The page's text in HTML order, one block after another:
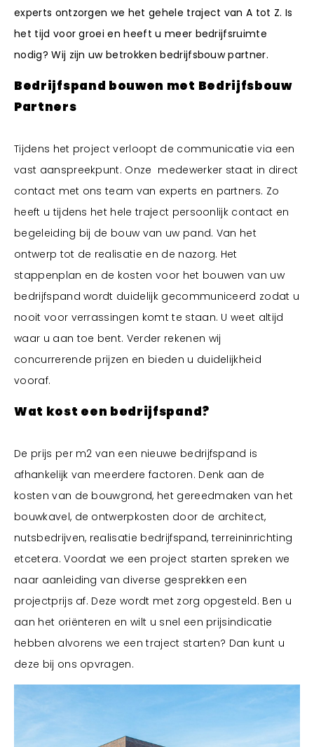
experts ontzorgen we het gehele traject van A tot Z. Is
het tijd voor groei en heeft u meer bedrijfsruimte
nodig? Wij zijn uw betrokken bedrijfsbouw partner.
Bedrijfspand bouwen met Bedrijfsbouw
Partners
Tijdens het project verloopt de communicatie via een
vast aanspreekpunt. Onze medewerker staat in direct
contact met ons team van experts en partners. Zo
heeft u tijdens het hele traject persoonlijk contact en
begeleiding bij de bouw van uw pand. Van het
ontwerp tot de realisatie en de nazorg. Het
stappenplan en de kosten voor het bouwen van uw
bedrijfspand wordt duidelijk gecommuniceerd zodat u
nooit voor verrassingen komt te staan. U weet altijd
waar u aan toe bent. Verder rekenen wij
concurrerende prijzen en bieden u duidelijkheid
vooraf.
Wat kost een bedrijfspand?
De prijs per m2 van een nieuwe bedrijfspand is
afhankelijk van meerdere factoren. Denk aan de
kosten van de bouwgrond, het gereedmaken van het
bouwkavel, de ontwerpkosten door de architect,
nutsbedrijven, realisatie bedrijfspand, terreininrichting
etcetera. Voordat we een project starten spreken we
naar aanleiding van diverse gesprekken een
projectprijs af. Deze wordt met zorg opgesteld. Ben u
aan het oriënteren en wilt u snel een prijsindicatie
hebben alvorens we een traject starten? Dan kunt u
deze bij ons opvragen.